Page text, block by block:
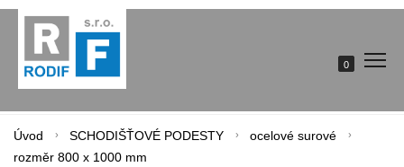
0
Úvod SCHODIŠŤOVÉ PODESTY
ocelové surové
rozměr 800 x 1000 mm